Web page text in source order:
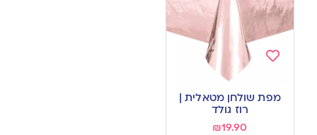
to
wishlist
מפת שולחן מטאלית |
רוז גולד
₪19.90